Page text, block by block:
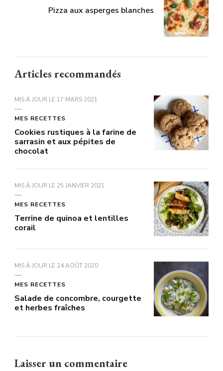
Pizza aux asperges blanches
Articles recommandés
MIS À JOUR LE 17 MARS 2021
MES RECETTES
Cookies rustiques à la farine de
sarrasin et aux pépites de
chocolat
MIS À JOUR LE 25 JANVIER 2021
MES RECETTES
Terrine de quinoa et lentilles
corail
MIS À JOUR LE 24 AOÛT 2020
MES RECETTES
Salade de concombre, courgette
et herbes fraîches
Laisser un commentaire